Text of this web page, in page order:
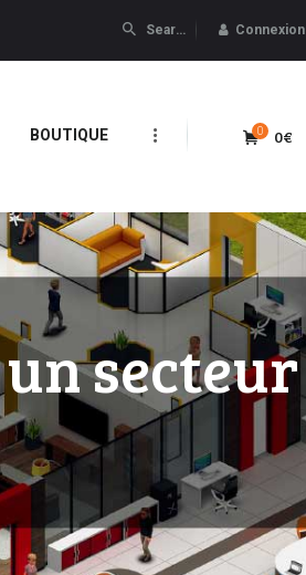
Connexion
BOUTIQUE 0€
0
un secteur